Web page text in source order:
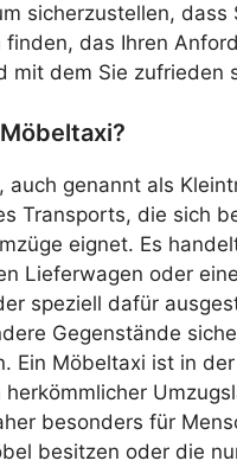
sicherzustellen, dass
finden, das Ihren
mit dem Sie zufrieden
auch genannt als
Transports, die sich
eignet. Es
Lieferwagen oder
speziell dafür
Gegenstände
Ein Möbeltaxi ist in der
herkömmlicher
besonders für
besitzen oder die